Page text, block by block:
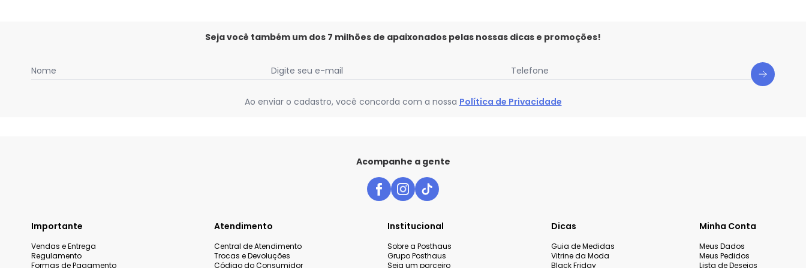
Seja você também um dos 7 milhões de apaixonados pelas nossas dicas e promoções!
Nome Digite seu e-mail Telefone
Ao enviar o cadastro, você concorda com a nossa Política de Privacidade
Acompanhe a gente
Importante
Vendas e Entrega
Regulamento
Formas de Pagamento
Atendimento
Central de Atendimento
Trocas e Devoluções
Código do Consumidor
Institucional
Sobre a Posthaus
Grupo Posthaus
Seja um parceiro
Dicas
Guia de Medidas
Vitrine da Moda
Black Friday
Minha Conta
Meus Dados
Meus Pedidos
Lista de Desejos